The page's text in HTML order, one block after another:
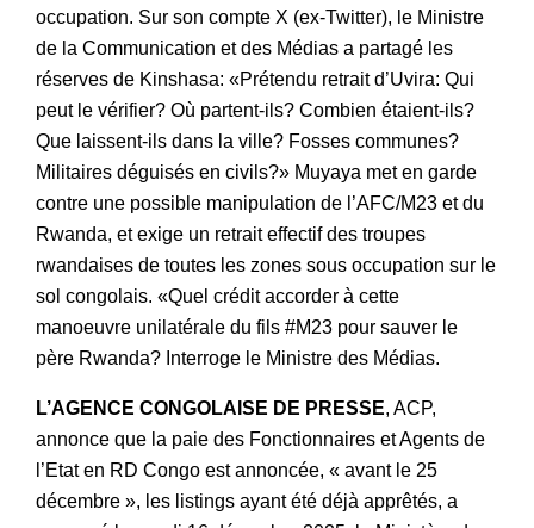
occupation. Sur son compte X (ex-Twitter), le Ministre
de la Communication et des Médias a partagé les
réserves de Kinshasa: «Prétendu retrait d’Uvira: Qui
peut le vérifier? Où partent-ils? Combien étaient-ils?
Que laissent-ils dans la ville? Fosses communes?
Militaires déguisés en civils?» Muyaya met en garde
contre une possible manipulation de l’AFC/M23 et du
Rwanda, et exige un retrait effectif des troupes
rwandaises de toutes les zones sous occupation sur le
sol congolais. «Quel crédit accorder à cette
manoeuvre unilatérale du fils #M23 pour sauver le
père Rwanda? Interroge le Ministre des Médias.
L’AGENCE CONGOLAISE DE PRESSE, ACP,
annonce que la paie des Fonctionnaires et Agents de
l’Etat en RD Congo est annoncée, « avant le 25
décembre », les listings ayant été déjà apprêtés, a